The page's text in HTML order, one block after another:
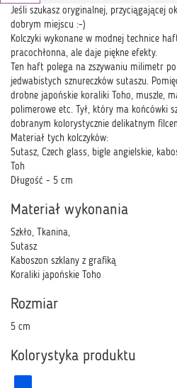
Jeśli szukasz oryginalnej, przyciągającej
dobrym miejscu :-)
Kolczyki wykonane w modnej technice
pracochłonna, ale daje piękne efekty.
Ten haft polega na zszywaniu milimetr
jedwabistych sznureczków sutaszu.
drobne japońskie koraliki Toho, muszle,
polimerowe etc. Tył, który ma końcówki
dobranym kolorystycznie delikatnym
Materiał tych kolczyków:
Sutasz, Czech glass, bigle angielskie,
Toh
Długość - 5 cm
Materiał wykonania
Szkło, Tkanina,
Sutasz
Kaboszon szklany z grafiką
Koraliki japońskie Toho
Rozmiar
5 cm
Kolorystyka produktu